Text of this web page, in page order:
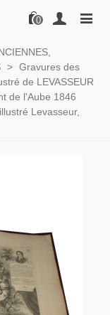
0
> Gravures des
de LEVASSEUR
de l'Aube 1846
Levasseur,